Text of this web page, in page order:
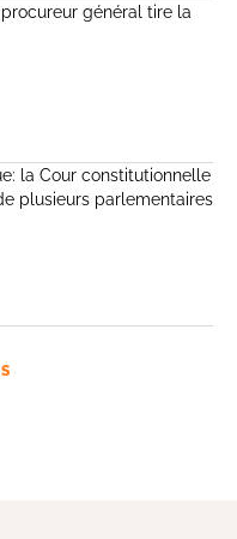
procureur général tire la
la Cour constitutionnelle
plusieurs parlementaires